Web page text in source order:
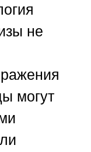
не
могут